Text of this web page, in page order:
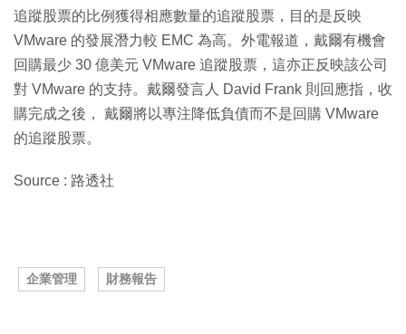
追蹤股票的比例獲得相應數量的追蹤股票，目的是反映
VMware 的發展潛力較 EMC 為高。外電報道，戴爾有機會
回購最少 30 億美元 VMware 追蹤股票，這亦正反映該公司
對 VMware 的支持。戴爾發言人 David Frank 則回應指，收
購完成之後， 戴爾將以專注降低負債而不是回購 VMware
的追蹤股票。
Source : 路透社
企業管理 財務報告